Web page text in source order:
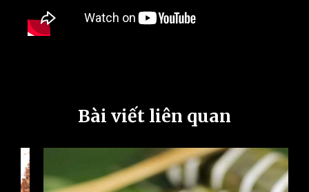
Bài viết liên quan